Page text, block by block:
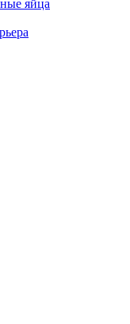
яйца